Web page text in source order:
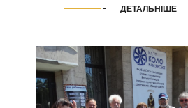
ДЕТАЛЬНІШЕ